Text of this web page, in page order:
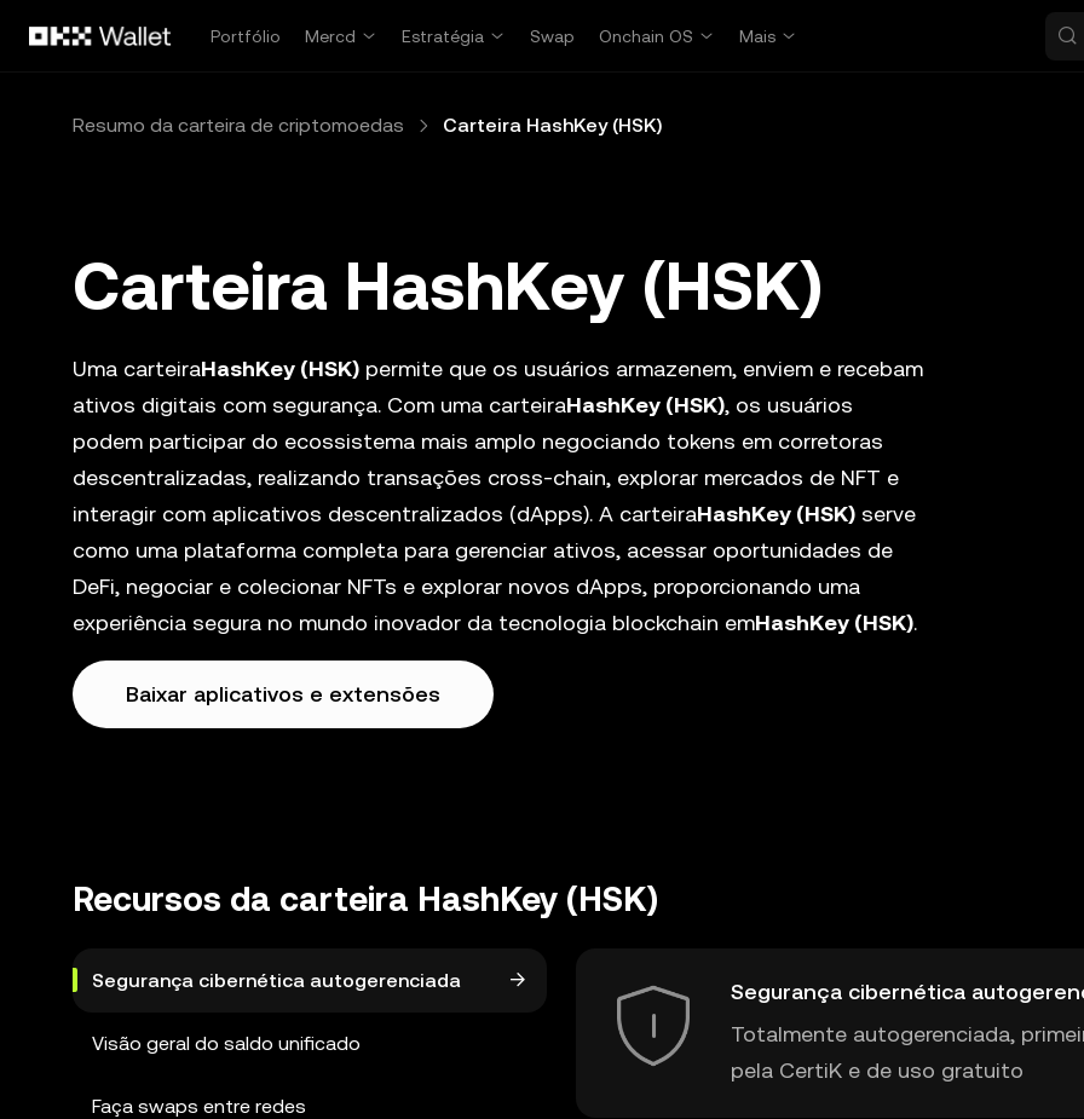
Portfólio
Mercd Estratégia Swap Onchain OS Mais
Resumo da carteira de criptomoedas Carteira HashKey (HSK)
Carteira HashKey (HSK)
Uma carteiraHashKey (HSK) permite que os usuários armazenem, enviem e recebam
ativos digitais com segurança. Com uma carteiraHashKey (HSK), os usuários
podem participar do ecossistema mais amplo negociando tokens em corretoras
descentralizadas, realizando transações cross-chain, explorar mercados de NFT e
interagir com aplicativos descentralizados (dApps). A carteiraHashKey (HSK) serve
como uma plataforma completa para gerenciar ativos, acessar oportunidades de
DeFi, negociar e colecionar NFTs e explorar novos dApps, proporcionando uma
experiência segura no mundo inovador da tecnologia blockchain emHashKey (HSK).
Baixar aplicativos e extensões
Recursos da carteira HashKey (HSK)
Segurança cibernética autogerenciada
Visão geral do saldo unificado
Faça swaps entre redes
Segurança cibernética
Totalmente autogerenciada,
pela CertiK e de uso gratuito